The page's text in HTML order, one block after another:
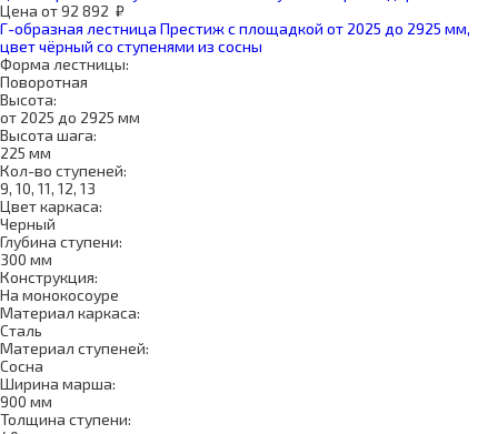
Цена от92 892 ₽
Г-образная лестница Престиж с площадкой от 2025 до 2925 мм,
цвет чёрный со ступенями из сосны
Форма лестницы:
Поворотная
Высота:
от 2025 до 2925 мм
Высота шага:
225 мм
Кол-во ступеней:
9, 10, 11, 12, 13
Цвет каркаса:
Черный
Глубина ступени:
300 мм
Конструкция:
На монокосоуре
Материал каркаса:
Сталь
Материал ступеней:
Сосна
Ширина марша:
900 мм
Толщина ступени: